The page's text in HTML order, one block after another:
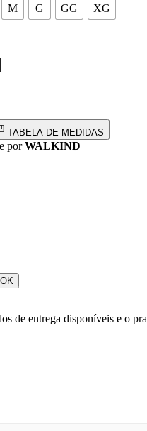
M G GG XG
TABELA DE MEDIDAS
porWALKIND
OK
de entrega disponíveis e o